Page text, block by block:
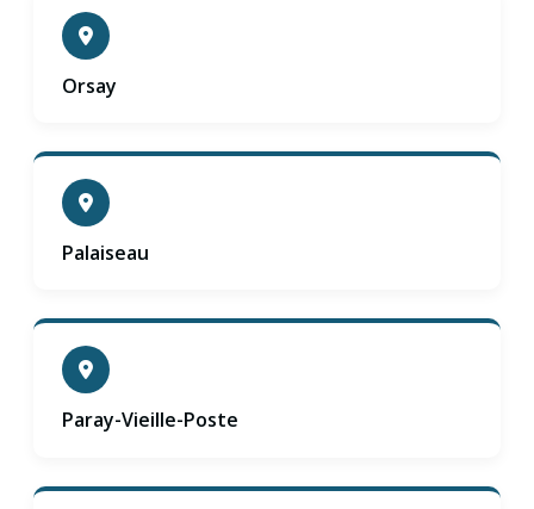
Orsay
Palaiseau
Paray-Vieille-Poste